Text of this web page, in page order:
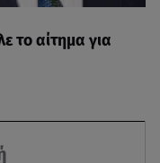
το αίτημα για